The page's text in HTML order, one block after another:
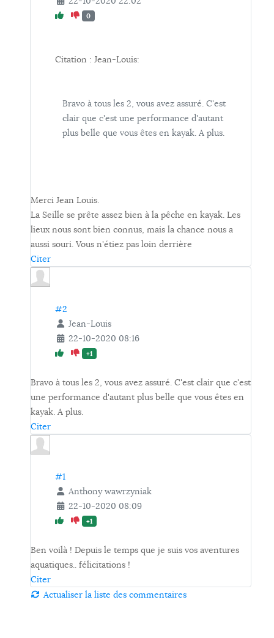
0
Citation : Jean-Louis:
Bravo à tous les 2, vous avez assuré. C'est
clair que c'est une performance d'autant
plus belle que vous êtes en kayak. A plus.
Merci Jean Louis.
La Seille se prête assez bien à la pêche en kayak. Les
lieux nous sont bien connus, mais la chance nous a
aussi souri. Vous n'étiez pas loin derrière
Citer
#2
Jean-Louis
22-10-2020 08:16
+1
Bravo à tous les 2, vous avez assuré. C'est clair que c'est
une performance d'autant plus belle que vous êtes en
kayak. A plus.
Citer
#1
Anthony wawrzyniak
22-10-2020 08:09
+1
Ben voilà ! Depuis le temps que je suis vos aventures
aquatiques.. félicitations !
Citer
Actualiser la liste des commentaires